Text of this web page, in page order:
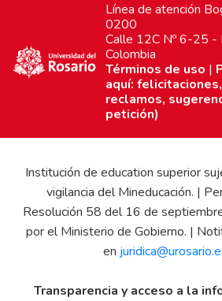
Línea de atención
0200
Calle 12C Nº 6-25 -
Colombia
Términos de uso |
aquí:
reclamos,
petición)
Institución de education superior
vigilancia del Mineducación. |
Resolución 58 del 16 de
por el Ministerio de Gobierno. |
en
Transparencia y acceso a la